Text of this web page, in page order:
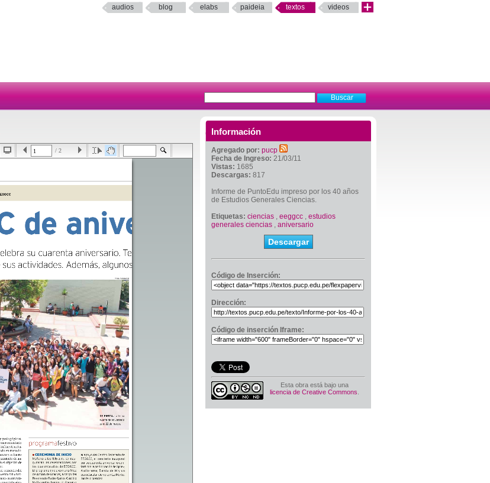
audios blog elabs paideia textos videos
Información
Agregado por: pucp
Fecha de Ingreso: 21/03/11
Vistas: 1685
Descargas: 817
Informe de PuntoEdu impreso por los 40 años
de Estudios Generales Ciencias.
Etiquetas: ciencias , eeggcc , estudios
generales ciencias , aniversario
Descargar
Código de Inserción:
Dirección:
Código de inserción Iframe:
Esta obra está bajo una
licencia de Creative Commons
/ 2